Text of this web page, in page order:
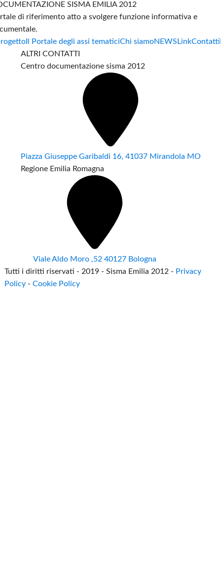
SISMA EMILIA 2012
di riferimento atto a svolgere funzione informativa e
Il Portale degli assi tematiciChi siamoNEWS LinkContatti
ALTRI CONTATTI
Centro documentazione sisma 2012
Piazza Giuseppe Garibaldi 16, 41037 Mirandola MO
Regione Emilia Romagna
Viale Aldo Moro ,52 40127 Bologna
Tutti i diritti riservati - 2019 - Sisma Emilia 2012 - Privacy
Policy -Cookie Policy